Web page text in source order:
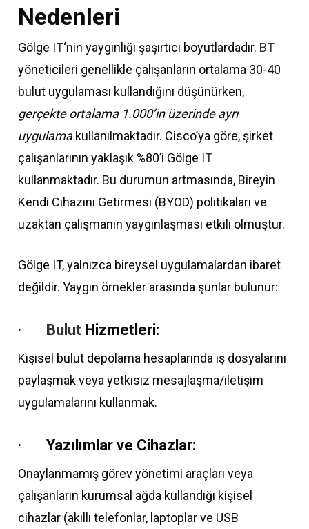
Nedenleri
Gölge IT‘nin yaygınlığı şaşırtıcı boyutlardadır. BT
yöneticileri genellikle çalışanların ortalama 30-40
bulut uygulaması kullandığını düşünürken,
gerçekte ortalama 1.000’in üzerinde ayrı
uygulamakullanılmaktadır. Cisco’ya göre, şirket
çalışanlarının yaklaşık %80’i Gölge IT
kullanmaktadır. Bu durumun artmasında, Bireyin
Kendi Cihazını Getirmesi (BYOD) politikaları ve
uzaktan çalışmanın yaygınlaşması etkili olmuştur.
Gölge IT, yalnızca bireysel uygulamalardan ibaret
değildir. Yaygın örnekler arasında şunlar bulunur:
· BulutHizmetleri:
Kişisel bulut depolama hesaplarında iş dosyalarını
paylaşmak veya yetkisiz mesajlaşma/iletişim
uygulamalarını kullanmak.
· Yazılımlar ve Cihazlar:
Onaylanmamış görev yönetimi araçları veya
çalışanların kurumsal ağda kullandığı kişisel
cihazlar (akıllı telefonlar, laptoplar ve USB